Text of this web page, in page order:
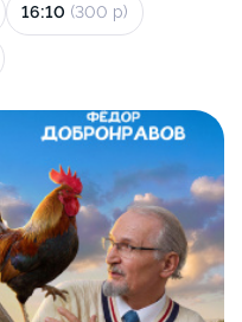
16:10 (300 р)